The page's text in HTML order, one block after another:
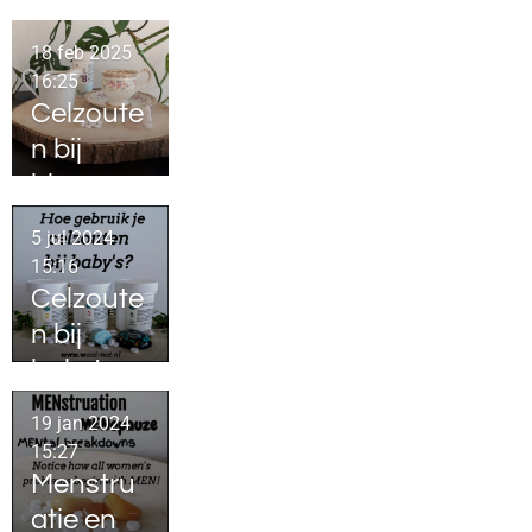
Celzoute
n bij
blaaspro
blemen
18 feb 2025
16:25
Celzoute
n bij
baby's
5 jul 2024
15:16
Menstru
atie en
19 jan 2024
15:27